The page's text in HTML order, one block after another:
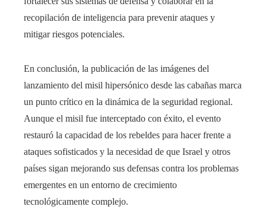
recopilación de inteligencia para prevenir ataques y
mitigar riesgos potenciales.
En conclusión, la publicación de las imágenes del
lanzamiento del misil hipersónico desde las cabañas marca
un punto crítico en la dinámica de la seguridad regional.
Aunque el misil fue interceptado con éxito, el evento
restauró la capacidad de los rebeldes para hacer frente a
ataques sofisticados y la necesidad de que Israel y otros
países sigan mejorando sus defensas contra los problemas
emergentes en un entorno de crecimiento
tecnológicamente complejo.